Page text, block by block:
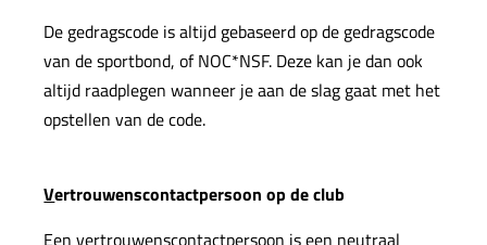
De gedragscode is altijd gebaseerd op de gedragscode
van de sportbond, of NOC*NSF. Deze kan je dan ook
altijd raadplegen wanneer je aan de slag gaat met het
opstellen van de code.
Vertrouwenscontactpersoon op declub
Een vertrouwenscontactpersoon is een neutraal